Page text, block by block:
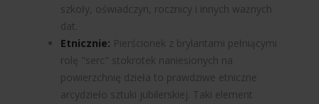
szkoły, oświadczyn, rocznicy i innych ważnych
dat.
Etnicznie: Pierścionek z brylantami pełniącymi
rolę "serc" stokrotek naniesionych na
powierzchnię dzieła to prawdziwe etniczne
arcydzieło sztuki jubilerskiej. Taki element